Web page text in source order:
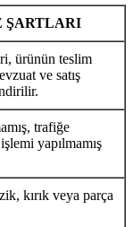
ŞARTLARI
ürünün teslim
ve satış
trafiğe
yapılmamış
kırık veya parça